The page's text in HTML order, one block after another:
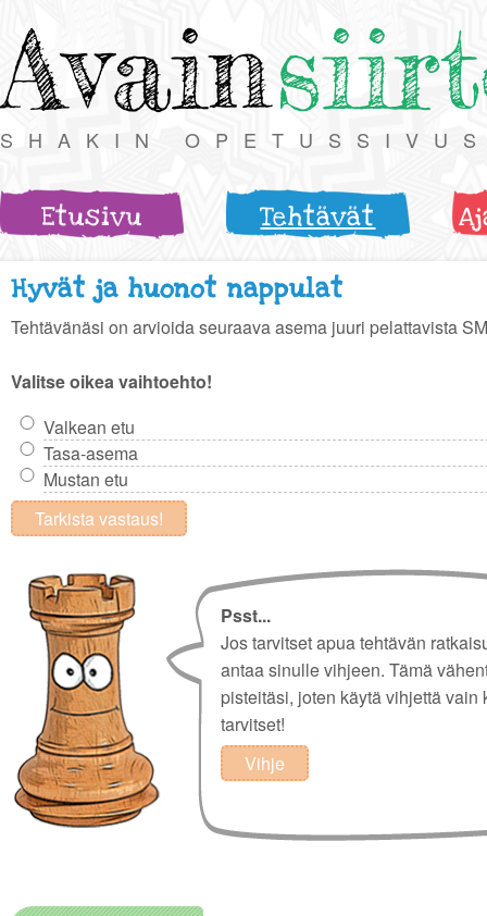
Avain
SHAKIN
Etusivu Tehtävät
Hyvät ja huonot nappulat
Tehtävänäsi on arvioida seuraava asema juuri pelattavista
Valitse oikea vaihtoehto!
Valkean etu
Tasa-asema
Mustan etu
Tarkista vastaus!
Psst...
Jos tarvitset apua tehtävän
antaa sinulle vihjeen. Tämä
pisteitäsi, joten käytä vihjettä vain
tarvitset!
Vihje